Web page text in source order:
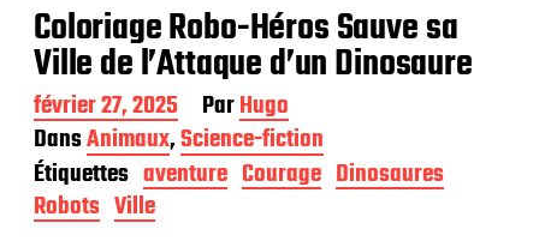
Coloriage Robo-Héros Sauve sa
Ville de l’Attaque d’un Dinosaure
D
a
t
e
d
e
février 27, 2025 ParHugo
DansAnimaux,Science-fiction
Étiquettes aventure Courage Dinosaures
Robots Ville